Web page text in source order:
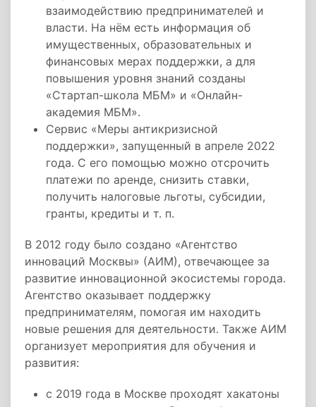
взаимодействию предпринимателей и
власти. На нём есть информация об
имущественных, образовательных и
финансовых мерах поддержки, а для
повышения уровня знаний созданы
«Стартап-школа МБМ» и «Онлайн-
академия МБМ».
Сервис «Меры антикризисной
поддержки», запущенный в апреле 2022
года. С его помощью можно отсрочить
платежи по аренде, снизить ставки,
получить налоговые льготы, субсидии,
гранты, кредиты и т. п.
В 2012 году было создано «Агентство
инноваций Москвы» (АИМ), отвечающее за
развитие инновационной экосистемы города.
Агентство оказывает поддержку
предпринимателям, помогая им находить
новые решения для деятельности. Также АИМ
организует мероприятия для обучения и
развития:
с 2019 года в Москве проходят хакатоны